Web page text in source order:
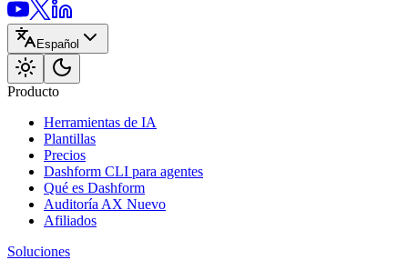
Español
Producto
Herramientas de IA
Plantillas
Precios
Dashform CLI para agentes
Qué es Dashform
Auditoría AX Nuevo
Afiliados
Soluciones